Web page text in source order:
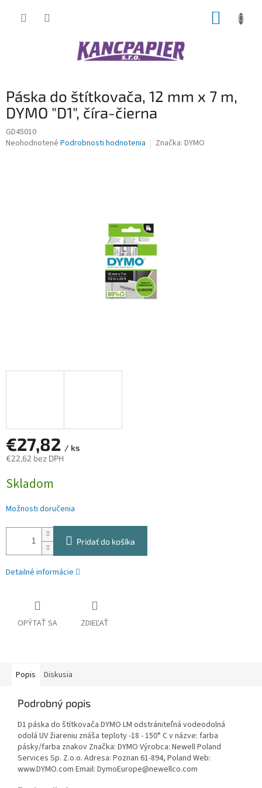
Páska do štítkovača, 12 mm x 7 m,
DYMO "D1", číra-čierna
GD45010
Priemerné
Neohodnotené Podrobnosti hodnotenia Značka: DYMO
€27,82 / ks
€22,62 bez DPH
cena:
Skladom
Možnosti doručenia
Pridať do košíka
Detailné informácie
OPÝTAŤ SA ZDIEĽAŤ
Popis Diskusia
Podrobný popis
D1 páska do štítkovača DYMO LM odstrániteľná vodeodolná
odolá UV žiareniu znáša teploty -18 - 150° C v názve: farba
pásky/farba znakov Značka: DYMO Výrobca: Newell Poland
Services Sp. Z.o.o. Adresa: Poznan 61-894, Poland Web:
www.DYMO.com Email: DymoEurope@newellco.com